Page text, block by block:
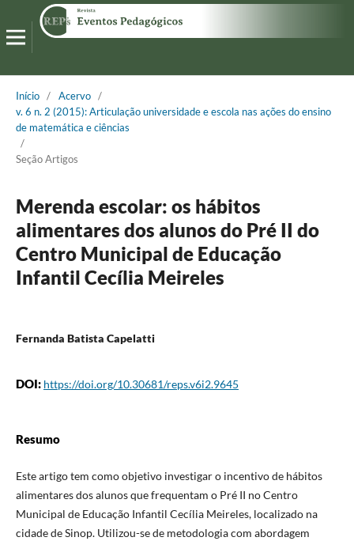
Início / Acervo /
v. 6 n. 2 (2015): Articulação universidade e escola nas ações do ensino
de matemática e ciências
/
Seção Artigos
Merenda escolar: os hábitos
alimentares dos alunos do Pré II do
Centro Municipal de Educação
Infantil Cecília Meireles
Fernanda Batista Capelatti
DOI: https://doi.org/10.30681/reps.v6i2.9645
Resumo
Este artigo tem como objetivo investigar o incentivo de hábitos
alimentares dos alunos que frequentam o Pré II no Centro
Municipal de Educação Infantil Cecília Meireles, localizado na
cidade de Sinop. Utilizou-se de metodologia com abordagem